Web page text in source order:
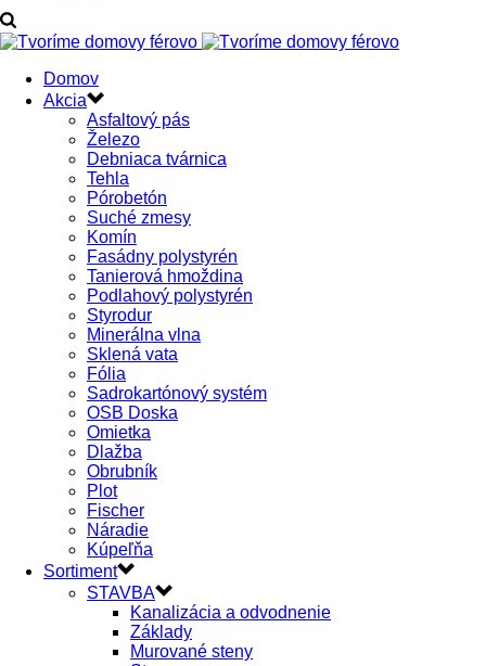
Domov
Akcia
Asfaltový pás
Železo
Debniaca tvárnica
Tehla
Pórobetón
Suché zmesy
Komín
Fasádny polystyrén
Tanierová hmoždina
Podlahový polystyrén
Styrodur
Minerálna vlna
Sklená vata
Fólia
Sadrokartónový systém
OSB Doska
Omietka
Dlažba
Obrubník
Plot
Fischer
Náradie
Kúpeľňa
Sortiment
STAVBA
Kanalizácia a odvodnenie
Základy
Murované steny